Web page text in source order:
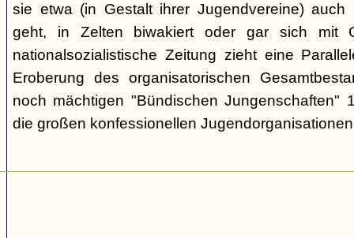
sie etwa (in Gestalt ihrer Jugendvereine) auch
geht, in Zelten biwakiert oder gar sich mit
nationalsozialistische Zeitung zieht eine
Eroberung des organisatorischen
noch mächtigen "Bündischen Jungenschaften"
die großen konfessionellen